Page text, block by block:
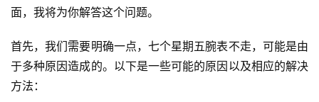
面，我将为你解答这个问题。
首先，我们需要明确一点，七个星期五腕表不走，可能是由
于多种原因造成的。以下是一些可能的原因以及相应的解决
方法：